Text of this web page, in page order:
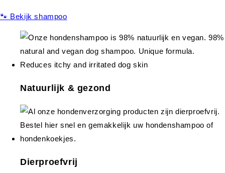
🐾 Bekijk shampoo
Natuurlijk & gezond
Dierproefvrij